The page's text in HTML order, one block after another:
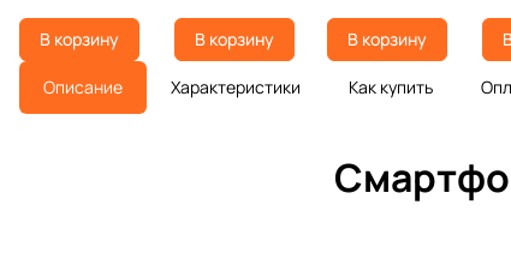
В корзину В корзину В корзину
Описание Характеристики Как купить